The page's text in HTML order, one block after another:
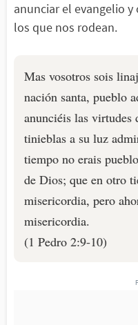
anunciar el evangelio
los que nos rodean.
Mas vosotros sois
nación santa, pueblo
anunciéis las virtudes
tinieblas a su luz
tiempo no erais
de Dios; que en otro
misericordia, pero
misericordia.
(1 Pedro 2:9-10)